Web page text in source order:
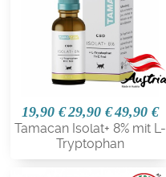
19,90 €29,90 €49,90 €
Tamacan Isolat+ 8% mit L-
Tryptophan